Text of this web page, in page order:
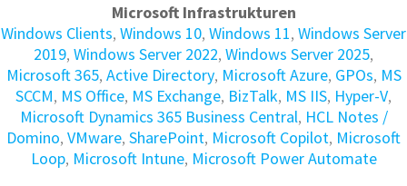
Microsoft Infrastrukturen
Windows Clients, Windows 10, Windows 11, Windows Server
2019, Windows Server 2022, Windows Server 2025,
Microsoft 365, Active Directory, Microsoft Azure, GPOs, MS
SCCM, MS Office, MS Exchange, BizTalk, MS IIS, Hyper-V,
Microsoft Dynamics 365 Business Central, HCL Notes /
Domino, VMware, SharePoint, Microsoft Copilot, Microsoft
Loop, Microsoft Intune, Microsoft Power Automate